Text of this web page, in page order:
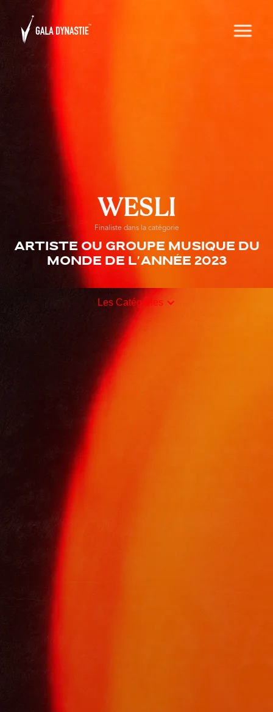
WESLI
Finaliste dans la catégorie
Artiste ou groupe musique du
monde de l'année 2023
Les Catégories